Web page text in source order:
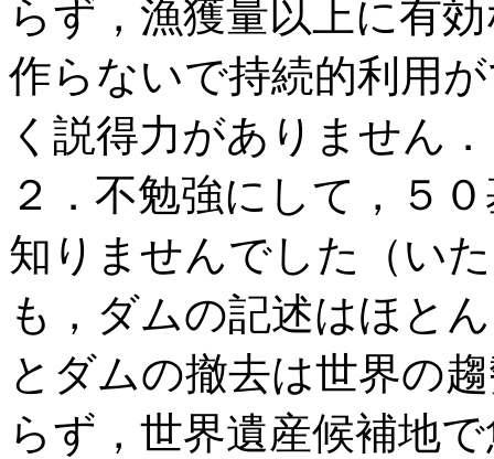
らず，漁獲量以上に有
作らないで持続的利用
く説得力がありません．
２．不勉強にして，５
知りませんでした（い
も，ダムの記述はほと
とダムの撤去は世界の
らず，世界遺産候補地